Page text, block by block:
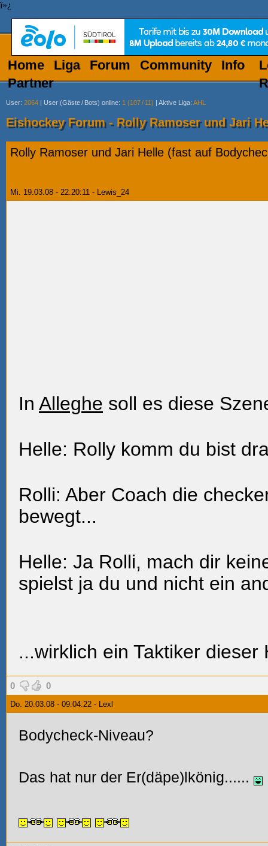
ï»¿
Home Liga Forum Community
Info
Partner
User: 2064 | User (Gäste/ Bots) online: 1 (107/ 11) | Aktive Liga: AHL
Eishockey Forum - Rolly Ramoser und Jari
Rolly Ramoser und Jari Helle (fast auf
Mi. 19.03.08 - 22:20:11 - Lewis_24
In Alleghe soll es diese
Helle: Rolly komm du bist
Rolli: Aber Coach die
bewegt...
Helle: Ja Rolli, mach dir
spielst ja du und nicht ein
...wirklich ein Taktiker
0 0
Do. 20.03.08 - 09:04:22 - Lexl
Bodycheck-Niveau?
Das hat nur der Er(däpe)lkönig......